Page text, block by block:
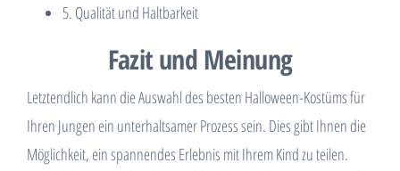
5. Qualität und Haltbarkeit
Fazit und Meinung
Letztendlich kann die Auswahl des besten Halloween-Kostüms für
Ihren Jungen ein unterhaltsamer Prozess sein. Dies gibt Ihnen die
Möglichkeit, ein spannendes Erlebnis mit Ihrem Kind zu teilen.